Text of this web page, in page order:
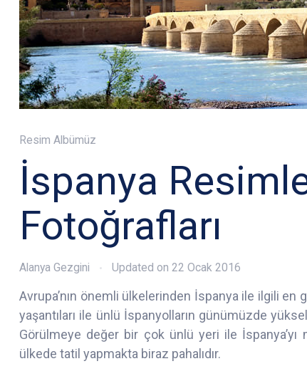
Resim Albümüz
İspanya
Fotoğrafları
Alanya Gezgini Updated on 22 Ocak 2016
Avrupa’nın önemli ülkelerinden İspanya ile ilgili
yaşantıları ile ünlü İspanyolların günümüzde
Görülmeye değer bir çok ünlü yeri ile
ülkede tatil yapmakta biraz pahalıdır.